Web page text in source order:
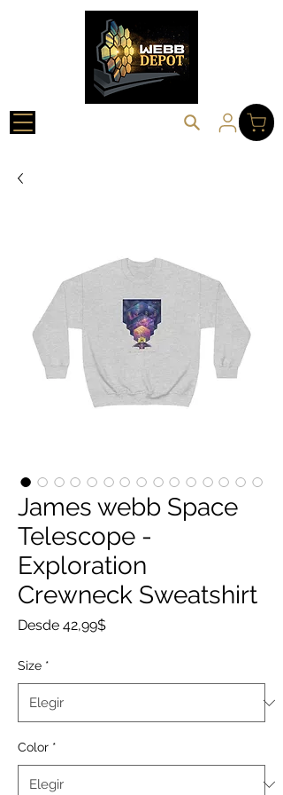
James webb Space
Telescope -
Exploration
Crewneck Sweatshirt
Desde 42,99$Precio
Size *
Color *